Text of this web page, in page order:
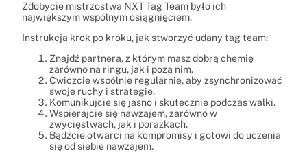
Zdobycie mistrzostwa NXT Tag Team było ich
największym wspólnym osiągnięciem.
Instrukcja krok po kroku, jak stworzyć udany tag team:
Znajdź partnera, z którym masz dobrą chemię
zarówno na ringu, jak i poza nim.
Ćwiczcie wspólnie regularnie, aby zsynchronizować
swoje ruchy i strategie.
Komunikujcie się jasno i skutecznie podczas walki.
Wspierajcie się nawzajem, zarówno w
zwycięstwach, jak i porażkach.
Bądźcie otwarci na kompromisy i gotowi do uczenia
się od siebie nawzajem.